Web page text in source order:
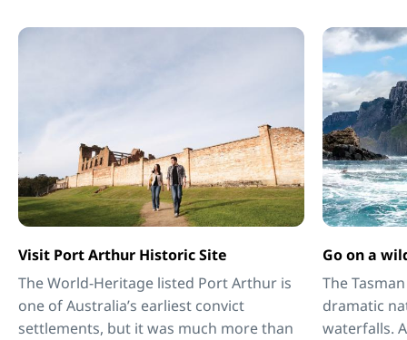
Visit Port Arthur Historic Site
The World-Heritage listed Port Arthur is
one of Australia’s earliest convict
settlements, but it was much more than
Go on a
The
dramatic
waterfalls.